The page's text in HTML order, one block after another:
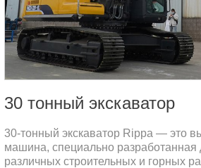
30 тонный экскаватор
30-тонный экскаватор Rippa — это
машина, специально
различных строительных и горных